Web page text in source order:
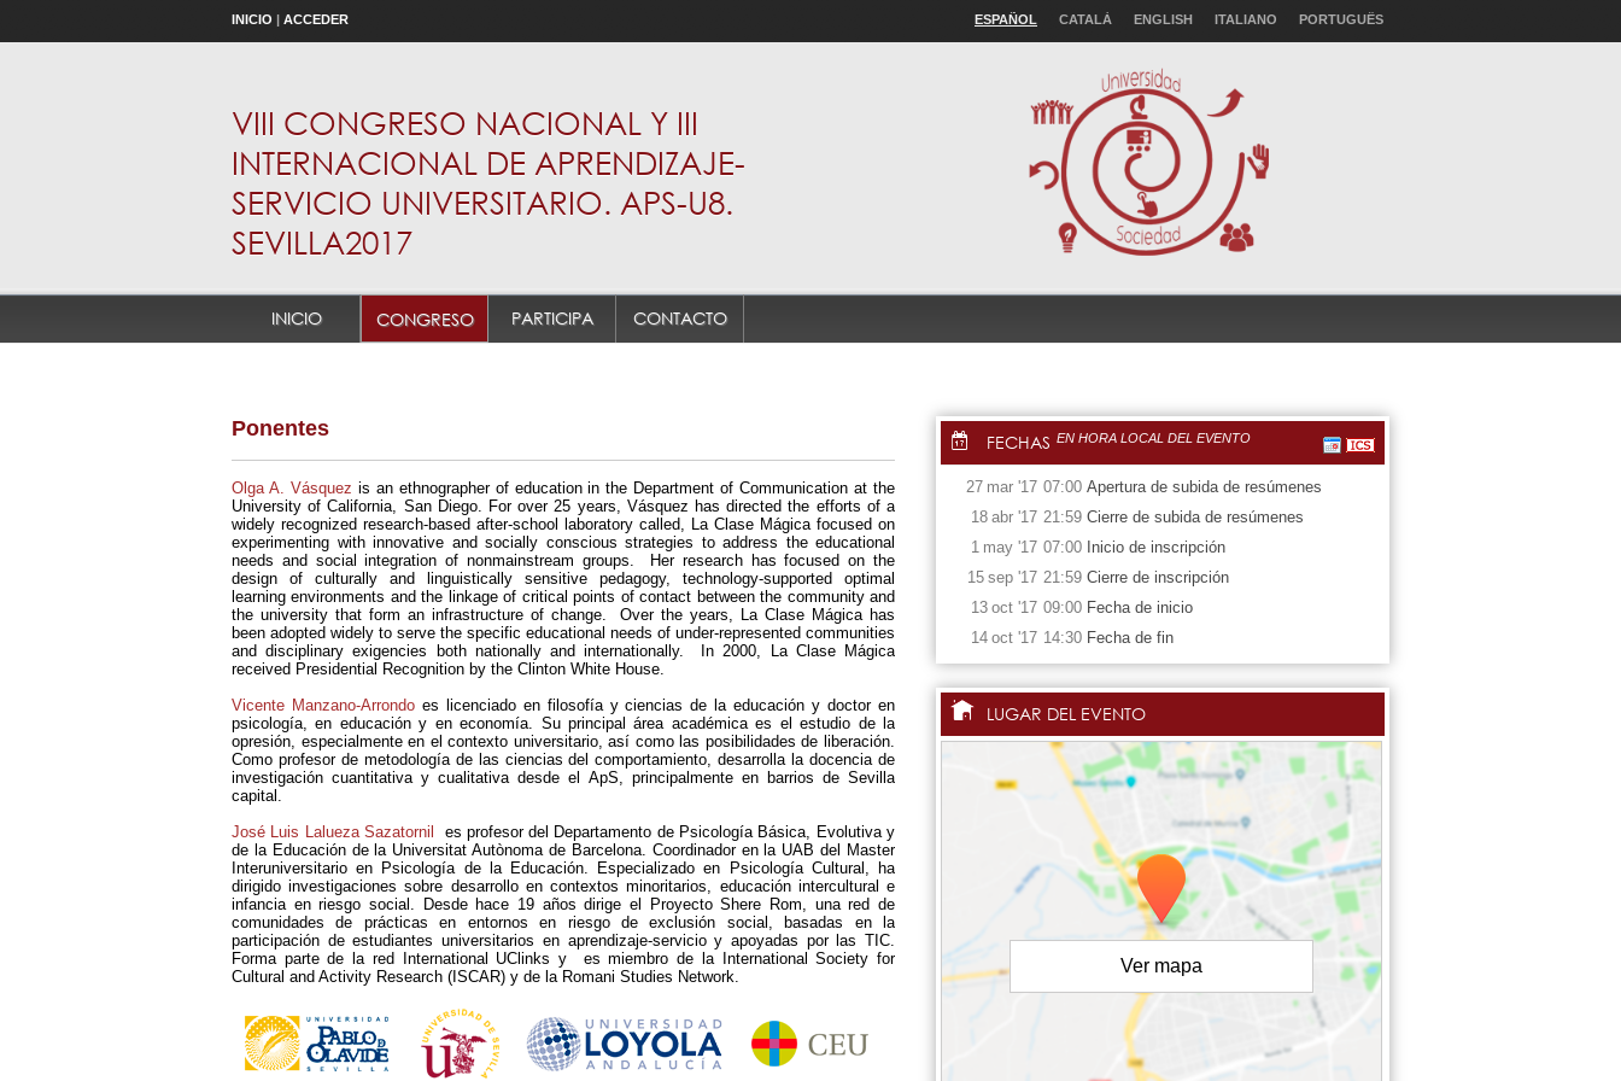
INICIO | ACCEDER ESPAÑOL CATALÀ ENGLISH ITALIANO PORTUGUÊS
VIII CONGRESO NACIONAL Y III
INTERNACIONAL DE APRENDIZAJE-
SERVICIO UNIVERSITARIO. APS-U8.
SEVILLA2017
INICIO CONGRESO PARTICIPA CONTACTO
Ponentes
Olga A. Vásquez is an ethnographer of education in the Department of Communication at the
University of California, San Diego. For over 25 years, Vásquez has directed the efforts of a
widely recognized research-based after-school laboratory called, La Clase Mágica focused on
experimenting with innovative and socially conscious strategies to address the educational
needs and social integration of nonmainstream groups. Her research has focused on the
design of culturally and linguistically sensitive pedagogy, technology-supported optimal
learning environments and the linkage of critical points of contact between the community and
the university that form an infrastructure of change. Over the years, La Clase Mágica has
been adopted widely to serve the specific educational needs of under-represented communities
and disciplinary exigencies both nationally and internationally. In 2000, La Clase Mágica
received Presidential Recognition by the Clinton White House.
Vicente Manzano-Arrondoes licenciado en filosofía y ciencias de la educación y doctor en
psicología, en educación y en economía. Su principal área académica es el estudio de la
opresión, especialmente en el contexto universitario, así como las posibilidades de liberación.
Como profesor de metodología de las ciencias del comportamiento, desarrolla la docencia de
investigación cuantitativa y cualitativa desde el ApS, principalmente en barrios de Sevilla
capital.
José Luis Lalueza Sazatornil
es profesor del Departamento de Psicología Básica, Evolutiva y
de la Educación de la Universitat Autònoma de Barcelona. Coordinador en la UAB del Master
Interuniversitario en Psicología de la Educación. Especializado en Psicología Cultural, ha
dirigido investigaciones sobre desarrollo en contextos minoritarios, educación intercultural e
infancia en riesgo social. Desde hace 19 años dirige el Proyecto Shere Rom, una red de
comunidades de prácticas en entornos en riesgo de exclusión social, basadas en la
participación de estudiantes universitarios en aprendizaje-servicio y apoyadas por las TIC.
Forma parte de la red International UClinks y es miembro de la International Society for
Cultural and Activity Research (ISCAR) y de la Romani Studies Network.
FECHAS EN HORA LOCAL DEL EVENTO
27 mar '17 07:00 Apertura de subida de resúmenes
18 abr '17 21:59 Cierre de subida de resúmenes
1 may '17 07:00 Inicio de inscripción
15 sep '17 21:59 Cierre de inscripción
13 oct '17 09:00 Fecha de inicio
14 oct '17 14:30 Fecha de fin
LUGAR DEL EVENTO
Ver mapa